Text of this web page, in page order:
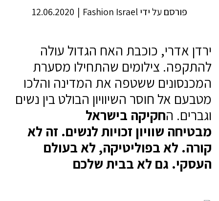
פורסם על ידיFashion Israel
|
12.06.2020
ירדן אדרי, כוכבת האח הגדול עולה
להתקפה. צילומים שהתחילו מסערת
המכנסונים ששטפה את המדינה והלכו
מטבעם אל חוסר השיוויון הבולט בין נשים
וגברים. החקיקה בישראל
מבטיחה שוויון זכויות לנשים. זה לא
קורה. לא בפוליטיקה, לא בעולם
העסקי. גם לא בבית שלכם